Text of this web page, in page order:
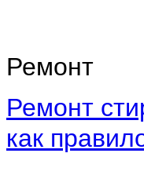
Ремонт
Ремонт
как